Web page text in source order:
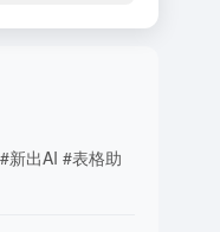
新出AI #表格助